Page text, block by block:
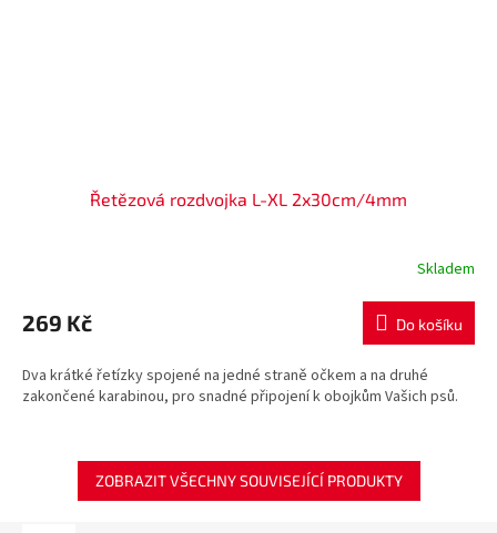
Řetězová rozdvojka L-XL 2x30cm/4mm
Skladem
269 Kč Do košíku
Dva krátké řetízky spojené na jedné straně očkem a na druhé
zakončené karabinou, pro snadné připojení k obojkům Vašich psů.
ZOBRAZIT VŠECHNY SOUVISEJÍCÍ PRODUKTY